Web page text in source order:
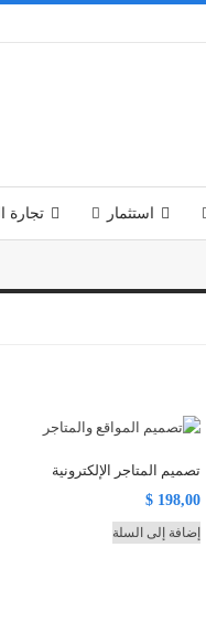
استثمار تجارة
تصميم المتاجر الإلكترونية
$ 198,00
إضافة إلى السلة